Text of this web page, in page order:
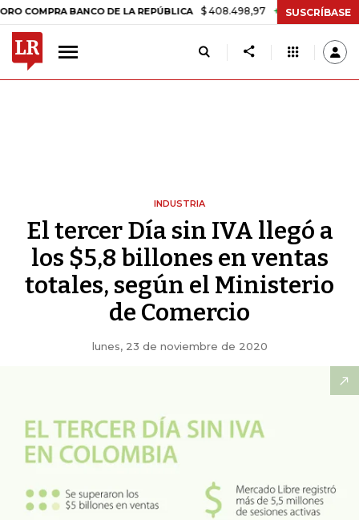
BANCO DE LA REPÚBLICA $ 408.498,97 +$ 8.753,81 +2,19%
SUSCRÍBASE
INDUSTRIA
El tercer Día sin IVA llegó a
los $5,8 billones en ventas
totales, según el Ministerio
de Comercio
lunes, 23 de noviembre de 2020